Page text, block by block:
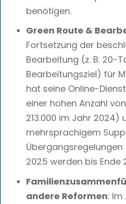
benötigen.
Green Route &
Fortsetzung der
Bearbeitung (z. B. 20-
Bearbeitungsziel) für
hat seine Online-
einer hohen Anzahl
213.000 im Jahr 2024)
mehrsprachigem
2025 werden bis Ende
andere Reformen: Im